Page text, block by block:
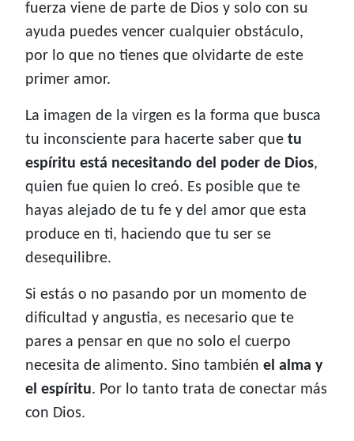
fuerza viene de parte de Dios y solo con su
ayuda puedes vencer cualquier obstáculo,
por lo que no tienes que olvidarte de este
primer amor.
La imagen de la virgen es la forma que busca
tu inconsciente para hacerte saber que tu
espíritu está necesitando del poder de Dios,
quien fue quien lo creó. Es posible que te
hayas alejado de tu fe y del amor que esta
produce en ti, haciendo que tu ser se
desequilibre.
Si estás o no pasando por un momento de
dificultad y angustia, es necesario que te
pares a pensar en que no solo el cuerpo
necesita de alimento. Sino también el alma y
el espíritu. Por lo tanto trata de conectar más
con Dios.